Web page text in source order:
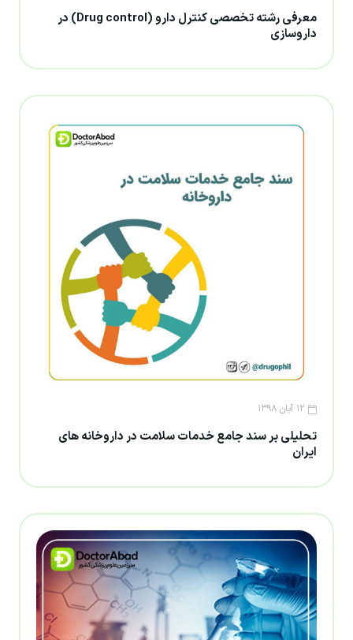
معرفی رشته تخصصی کنترل دارو (Drug control) در
داروسازی
۱۲ آبان ۱۳۹۸
تحلیلی بر سند جامع خدمات سلامت در داروخانه های
ایران